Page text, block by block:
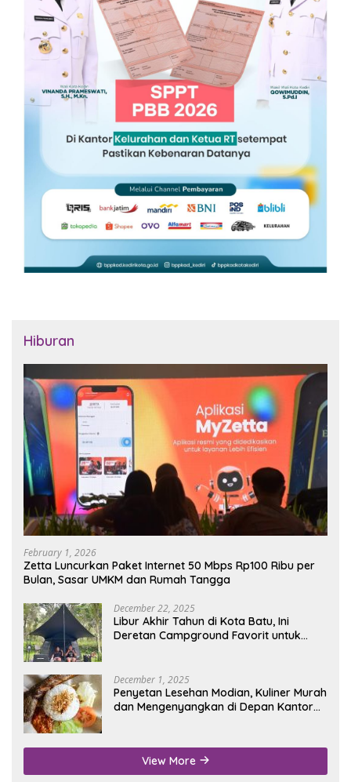
Hiburan
February 1, 2026
Zetta Luncurkan Paket Internet 50 Mbps Rp100 Ribu per
Bulan, Sasar UMKM dan Rumah Tangga
December 22, 2025
Libur Akhir Tahun di Kota Batu, Ini
Deretan Campground Favorit untuk
December 1, 2025
Penyetan Lesehan Modian, Kuliner Murah
dan Mengenyangkan di Depan Kantor
View More